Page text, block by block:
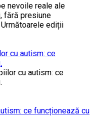
nevoile reale ale
fără presiune
ediții
cu autism: ce
ce funcționează cu